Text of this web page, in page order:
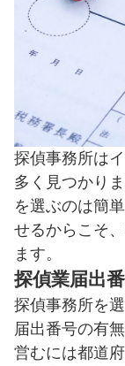
探偵事務所は
多く見つかり
を選ぶのは簡
せるからこそ
ます。
探偵業届出
探偵事務所を
届出番号の有
営むには都道